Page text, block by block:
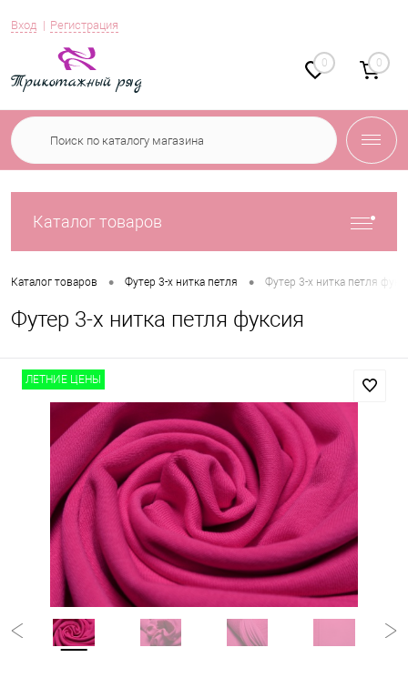
Вход Регистрация
0 0
Каталог товаров
Каталог товаров • Футер 3-х нитка петля • Футер 3-х нитка петля
Футер 3-х нитка петля фуксия
ЛЕТНИЕ ЦЕНЫ